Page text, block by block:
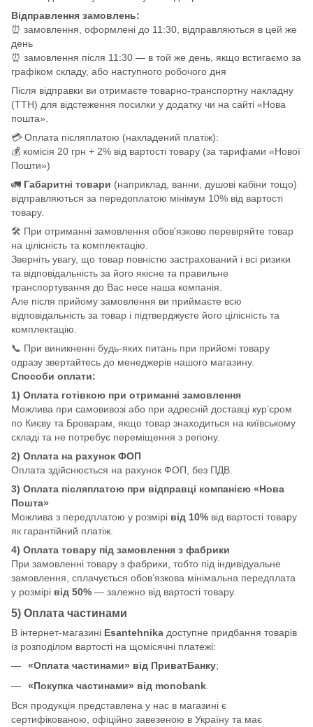
Відправлення замовлень:
⏰ замовлення, оформлені до 11:30, відправляються в цей же
день
⏰ замовлення після 11:30 — в той же день, якщо встигаємо за
графіком складу, або наступного робочого дня
Після відправки ви отримаєте товарно-транспортну накладну
(ТТН) для відстеження посилки у додатку чи на сайті «Нова
пошта».
💳 Оплата післяплатою (накладений платіж):
💰 комісія 20 грн + 2% від вартості товару (за тарифами «Нової
Пошти»)
🚛 Габаритні товари (наприклад, ванни, душові кабіни тощо)
відправляються за передоплатою мінімум 10% від вартості
товару.
🛠️ При отриманні замовлення обов'язково перевіряйте товар
на цілісність та комплектацію.
Зверніть увагу, що товар повністю застрахований і всі ризики
та відповідальність за його якісне та правильне
транспортування до Вас несе наша компанія.
Але після прийому замовлення ви приймаєте всю
відповідальність за товар і підтверджуєте його цілісність та
комплектацію.
📞 При виникненні будь-яких питань при прийомі товару
одразу звертайтесь до менеджерів нашого магазину.
Способи оплати:
1) Оплата готівкою при отриманні замовлення
Можлива при самовивозі або при адресній доставці кур’єром
по Києву та Броварам, якщо товар знаходиться на київському
складі та не потребує переміщення з регіону.
2) Оплата на рахунок ФОП
Оплата здійснюється на рахунок ФОП, без ПДВ.
3) Оплата післяплатою при відправці компанією «Нова
Пошта»
Можлива з передплатою у розмірі від 10% від вартості товару
як гарантійний платіж.
4) Оплата товару під замовлення з фабрики
При замовленні товару з фабрики, тобто під індивідуальне
замовлення, сплачується обов’язкова мінімальна передплата
у розмірі від 50% — залежно від вартості товару.
5) Оплата частинами
В інтернет-магазині Esantehnika доступне придбання товарів
із розподілом вартості на щомісячні платежі:
«Оплата частинами» від ПриватБанку;
«Покупка частинами» від monobank
Вся продукція представлена у нас в магазині є
сертифікованою, офіційно завезеною в Україну та має